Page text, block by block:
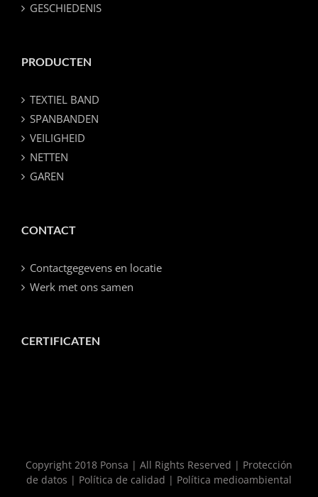
GESCHIEDENIS
PRODUCTEN
TEXTIEL BAND
SPANBANDEN
VEILIGHEID
NETTEN
GAREN
CONTACT
Contactgegevens en locatie
Werk met ons samen
CERTIFICATEN
Copyright 2018 Ponsa | All Rights Reserved | Protección
de datos | Política de calidad | Política medioambiental